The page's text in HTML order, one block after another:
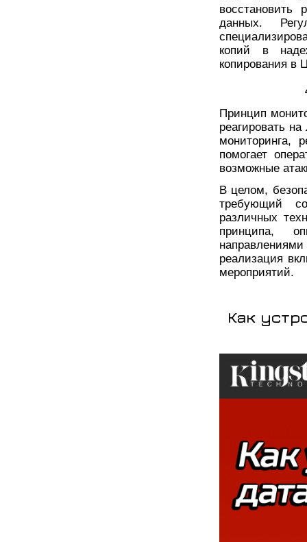
восстановить
данных.
копий в
копирования в
Принцип
реагировать
мониторинга,
помогает
возможные
В целом,
требующий
различных
принципа,
реализация
мероприятий.
Как